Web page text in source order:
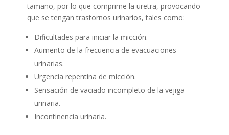
tamaño, por lo que comprime la uretra, provocando
que se tengan trastornos urinarios, tales como:
Dificultades para iniciar la micción.
Aumento de la frecuencia de evacuaciones
urinarias.
Urgencia repentina de micción.
Sensación de vaciado incompleto de la vejiga
urinaria.
Incontinencia urinaria.